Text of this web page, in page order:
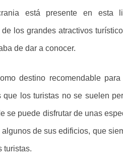
está presente en esta
los grandes atractivos
de dar a conocer.
destino recomendable
los turistas no se suelen
se puede disfrutar de unas
de sus edificios, que
turistas.